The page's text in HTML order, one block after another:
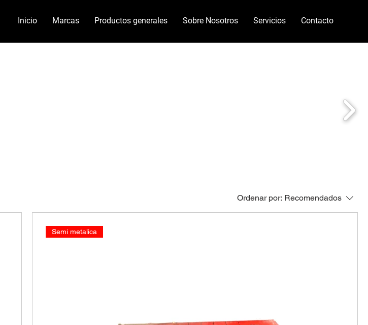
Inicio Marcas Productos generales Sobre Nosotros Servicios Contacto
Ordenar por: Recomendados
Semi metalica